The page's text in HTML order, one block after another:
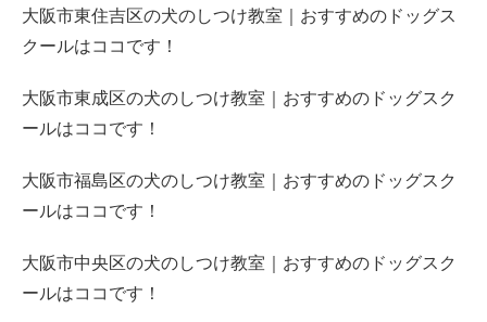
大阪市東住吉区の犬のしつけ教室｜おすすめのドッグス
クールはココです！
大阪市東成区の犬のしつけ教室｜おすすめのドッグスク
ールはココです！
大阪市福島区の犬のしつけ教室｜おすすめのドッグスク
ールはココです！
大阪市中央区の犬のしつけ教室｜おすすめのドッグスク
ールはココです！